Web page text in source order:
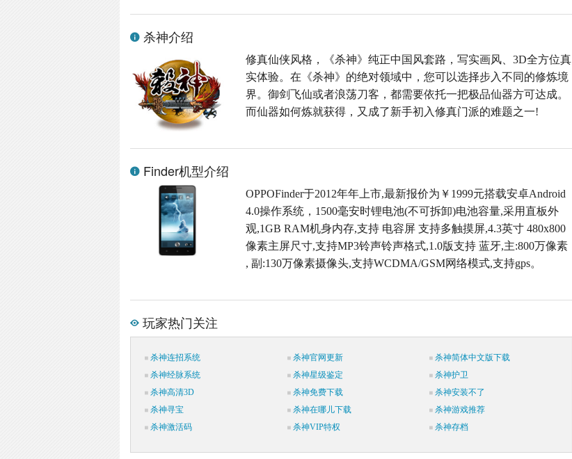
杀神介绍
修真仙侠风格，《杀神》纯正中国风套路，写实画风、3D全方位真
实体验。在《杀神》的绝对领域中，您可以选择步入不同的修炼境
界。御剑飞仙或者浪荡刀客，都需要依托一把极品仙器方可达成。
而仙器如何炼就获得，又成了新手初入修真门派的难题之一!
Finder机型介绍
OPPOFinder于2012年年上市,最新报价为￥1999元搭载安卓Android
4.0操作系统，1500毫安时锂电池(不可拆卸)电池容量,采用直板外
观,1GB RAM机身内存,支持 电容屏 支持多触摸屏,4.3英寸 480x800
像素主屏尺寸,支持MP3铃声铃声格式,1.0版支持 蓝牙,主:800万像素
, 副:130万像素摄像头,支持WCDMA/GSM网络模式,支持gps。
玩家热门关注
杀神连招系统 杀神官网更新
杀神简体中文版下载
杀神经脉系统
杀神星级鉴定
杀神护卫
杀神高清3D
杀神免费下载
杀神安装不了
杀神寻宝
杀神在哪儿下载
杀神游戏推荐
杀神激活码
杀神VIP特权 杀神存档